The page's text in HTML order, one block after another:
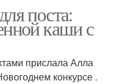
поста:
каши с
прислала Алла
конкурсе .